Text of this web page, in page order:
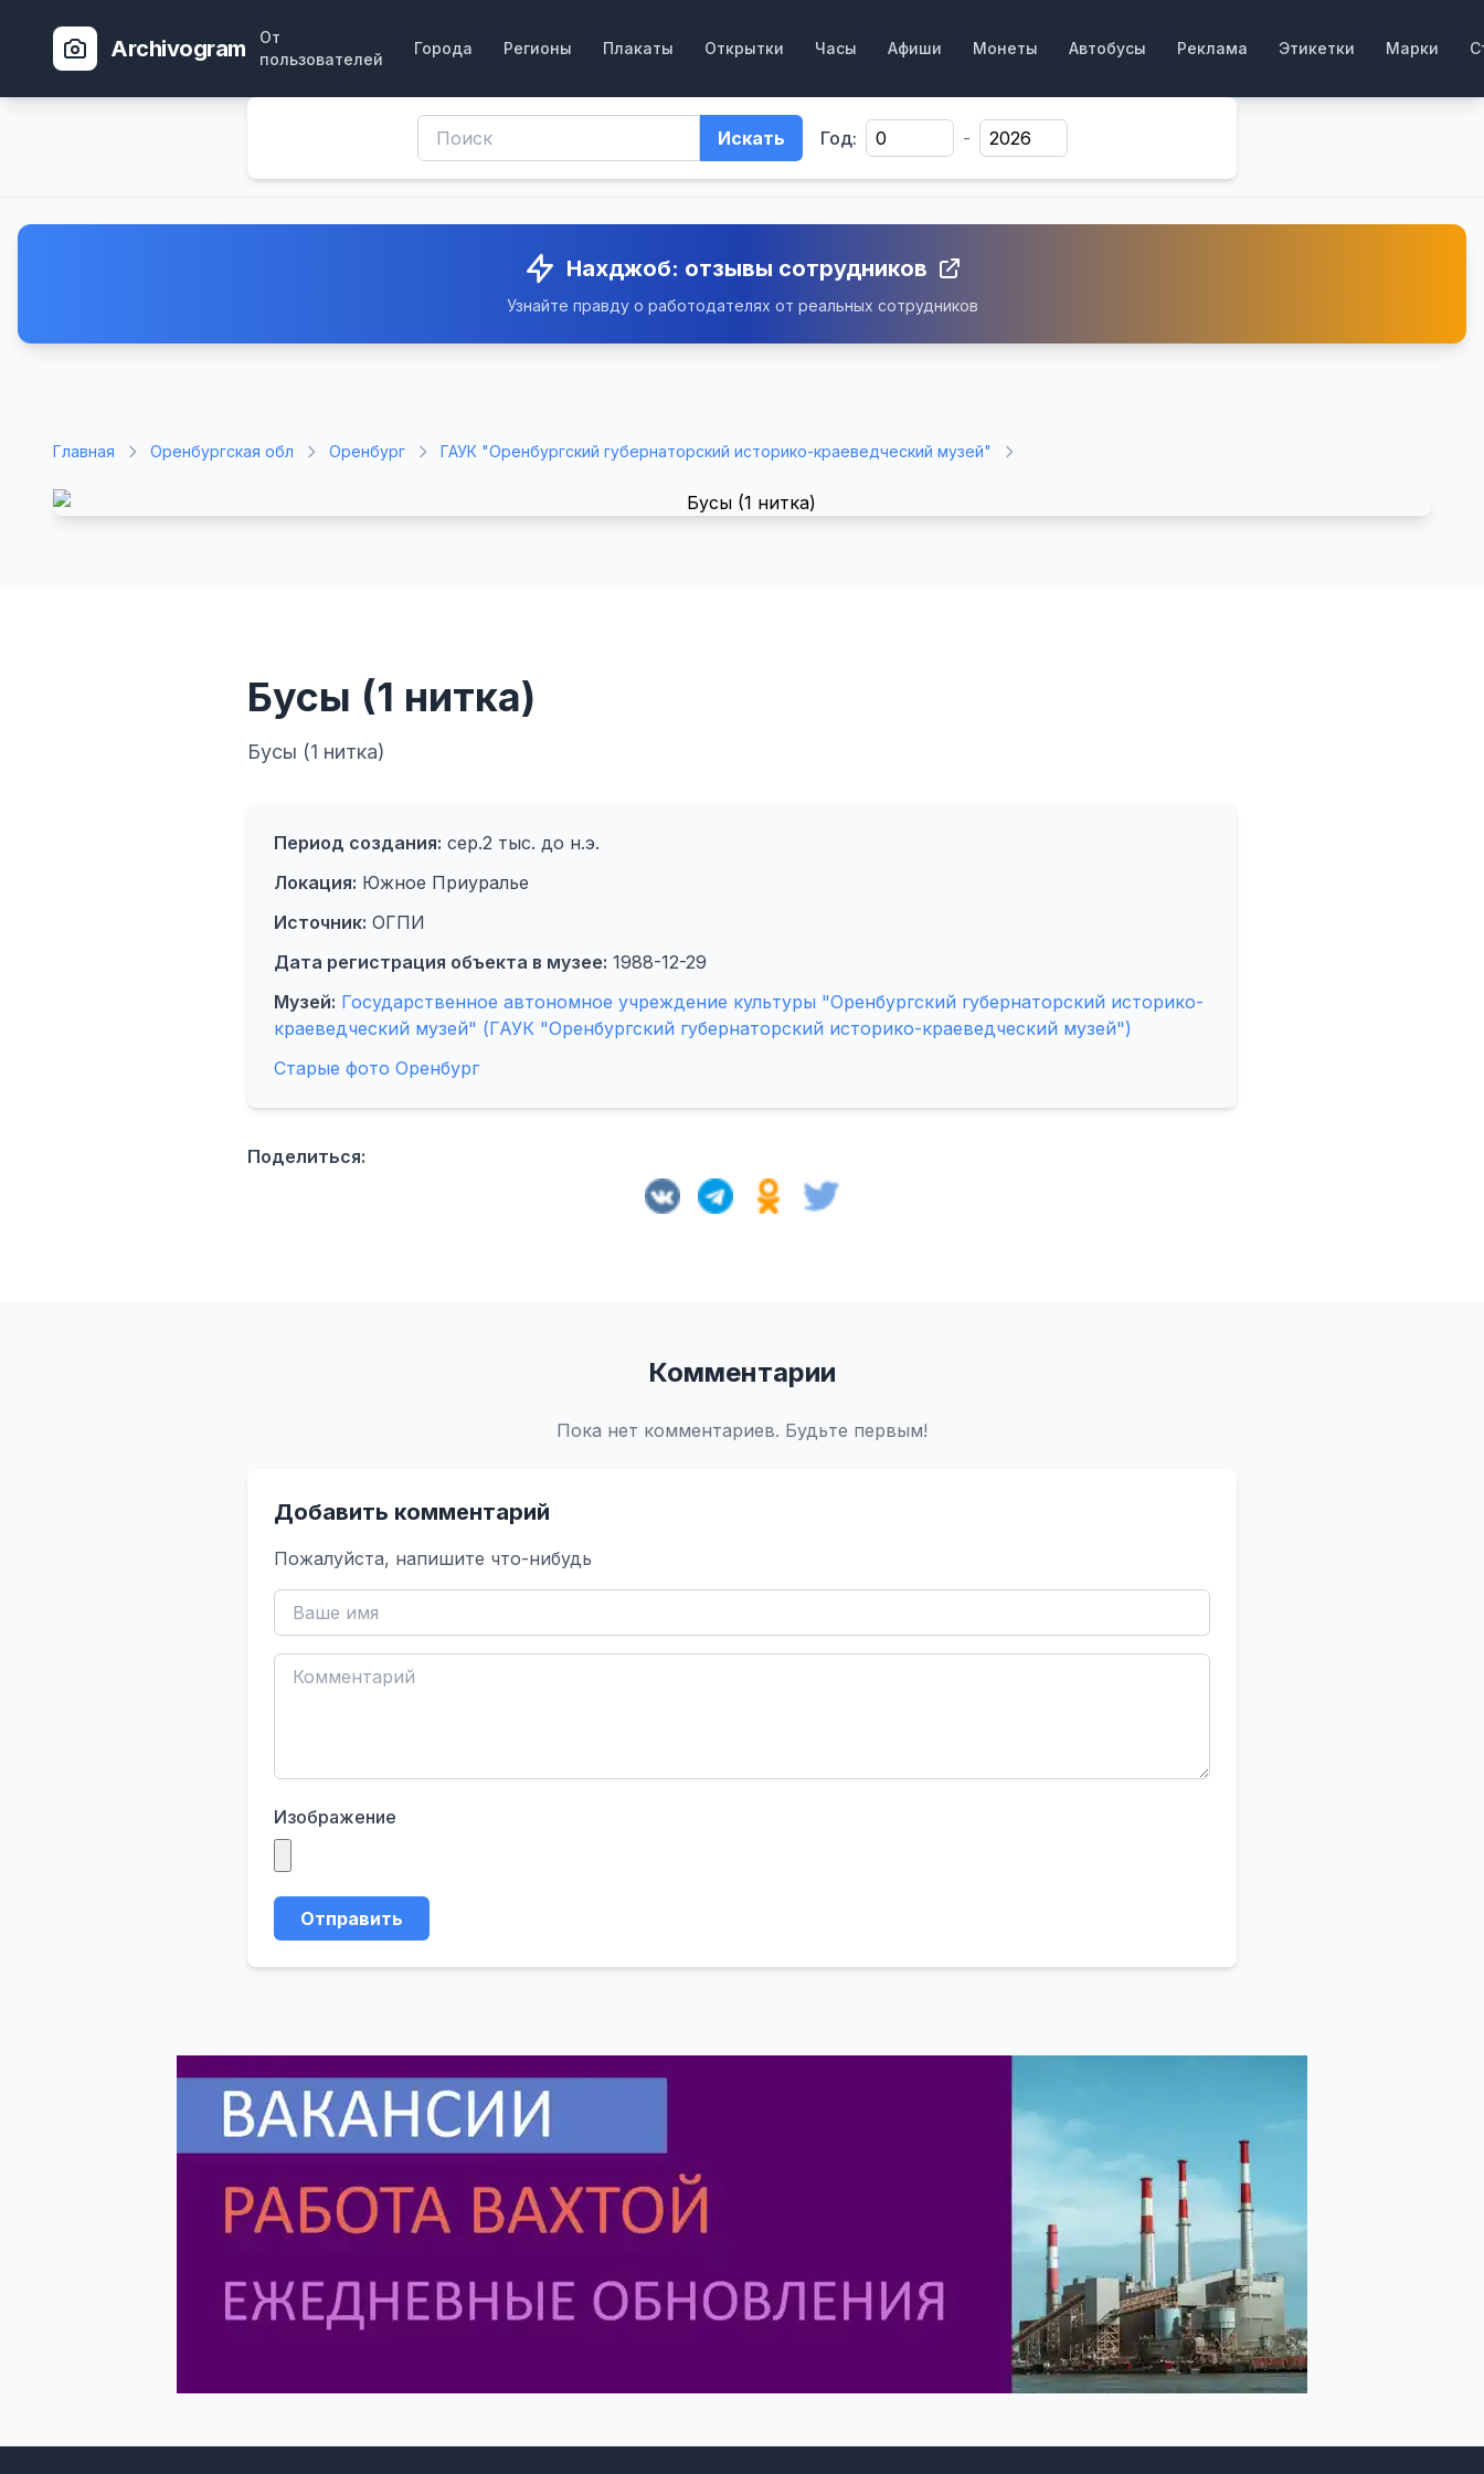
Archivogram
От
пользователей
Города Регионы Плакаты Открытки Часы Афиши Монеты Автобусы Реклама Этикетки Марки
Искать Год: -
Нахджоб: отзывы сотрудников
Узнайте правду о работодателях от реальных сотрудников
Главная Оренбургская обл Оренбург ГАУК "Оренбургский губернаторский историко-краеведческий музей"
Бусы (1 нитка)
Бусы (1 нитка)
Период создания: сер.2 тыс. до н.э.
Локация: Южное Приуралье
Источник: ОГПИ
Дата регистрация объекта в музее: 1988-12-29
Музей: Государственное автономное учреждение культуры "Оренбургский губернаторский историко-
краеведческий музей" (ГАУК "Оренбургский губернаторский историко-краеведческий музей")
Старые фото Оренбург
Поделиться:
Комментарии
Пока нет комментариев. Будьте первым!
Добавить комментарий
Пожалуйста, напишите что-нибудь
Изображение
Отправить